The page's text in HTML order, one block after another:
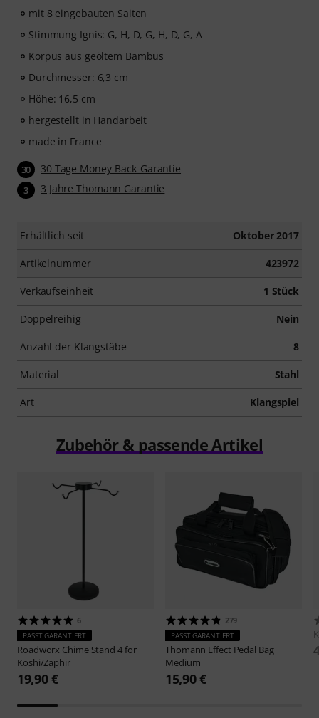
mit 8 eingebauten Saiten
Stimmung Ignis: G, H, D, G, H, D, G, A
Korpus aus geöltem Bambus
Durchmesser: 6,3 cm
Höhe: 16,5 cm
hergestellt in Handarbeit
made in France
30 30 Tage Money-Back-Garantie
3 3 Jahre Thomann Garantie
Erhältlich seit Oktober 2017
Artikelnummer 423972
Verkaufseinheit 1 Stück
Doppelreihig Nein
Anzahl der Klangstäbe 8
Material Stahl
Art Klangspiel
Zubehör & passende Artikel
6
PASST GARANTIERT
Roadworx Chime Stand 4 for
Koshi/Zaphir
19,90 €
279
PASST GARANTIERT
Thomann Effect Pedal Bag
Medium
15,90 €